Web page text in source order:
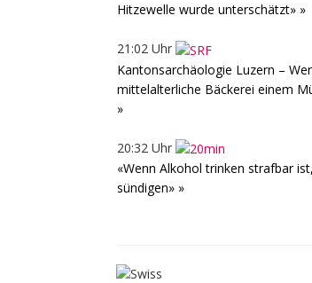
Hitzewelle wurde unterschätzt» »
21:02 Uhr
Kantonsarchäologie Luzern –
mittelalterliche Bäckerei einem
»
20:32 Uhr
«Wenn Alkohol trinken strafbar
sündigen» »